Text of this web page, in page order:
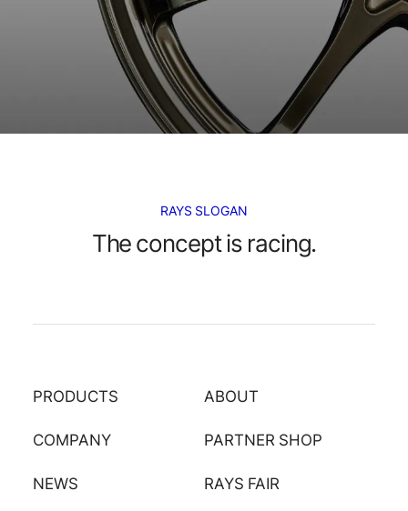
RAYS SLOGAN
The concept is racing.
PRODUCTS ABOUT
COMPANY PARTNER SHOP
NEWS RAYS FAIR